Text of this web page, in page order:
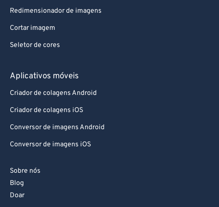
Redimensionador de imagens
Cortar imagem
Seletor de cores
Aplicativos móveis
Criador de colagens Android
Criador de colagens iOS
Conversor de imagens Android
Conversor de imagens iOS
Sobre nós
Blog
Doar